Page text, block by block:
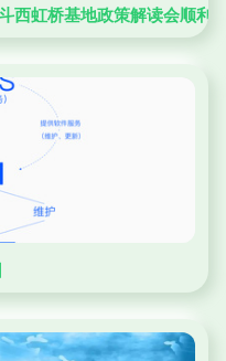
西虹桥基地政策解读会顺利